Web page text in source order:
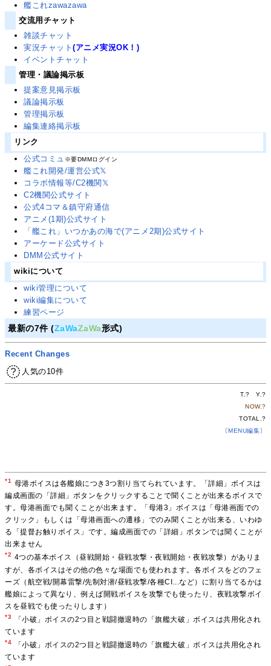
艦これzawazawa
交流用チャット
雑談チャット
実況チャット(アニメ実況OK！)
イベントチャット
管理・議論掲示板
提案意見掲示板
議論掲示板
管理掲示板
編集連絡掲示板
リンク
公式コミュ ※要DMMログイン
艦これ開発/運営公式𝕏
コラボ情報等/C2機関𝕏
C2機関公式サイト
公式4コマ＆鎮守府通信
アニメ(1期)公式サイト
「艦これ」いつかあの海で(アニメ2期)公式サイト
アーケード公式サイト
DMM公式サイト
wikiについて
wiki管理について
wiki編集について
練習ページ
最新の7件 (ZaWaZaWa形式)
Recent Changes
人気の10件
T.? Y.?
NOW.?
TOTAL.?
〔MENU編集〕
*1
母港ボイスは各艦娘につき3つ割り当てられています。「詳細」ボイスは
編成画面の「詳細」ボタンをクリックすることで聞くことが出来るボイスで
す。母港画面でも聞くことが出来ます。「母港3」ボイスは「母港画面での
クリック」もしくは「母港画面への遷移」でのみ聞くことが出来る、いわゆ
る「提督お触りボイス」です。編成画面での「詳細」ボタンでは聞くことが
出来ません
*2 4つの基本ボイス（昼戦開始・昼戦攻撃・夜戦開始・夜戦攻撃）がありま
すが、各ボイスはその他の色々な場面でも使われます。各ボイスをどのフェ
ーズ（航空戦/開幕雷撃/先制対潜/昼戦攻撃/各種CI...など）に割り当てるかは
艦娘によって異なり、例えば開戦ボイスを攻撃でも使ったり、夜戦攻撃ボイ
スを昼戦でも使ったりします）
*3
「小破」ボイスの2つ目と戦闘撤退時の「旗艦大破」ボイスは共用化され
ています
*4
「小破」ボイスの2つ目と戦闘撤退時の「旗艦大破」ボイスは共用化され
ています